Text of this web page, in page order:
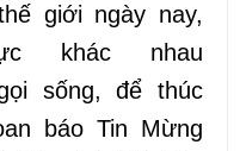
giới ngày nay,
khác nhau
sống, đểthúc
báo Tin Mừng